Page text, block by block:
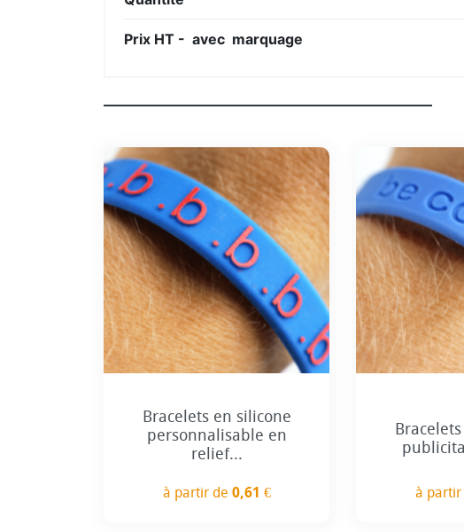
Prix HT - avec marquage
+8
Bracelets en silicone
personnalisable en
relief...
à partir de 0,61 € à partir